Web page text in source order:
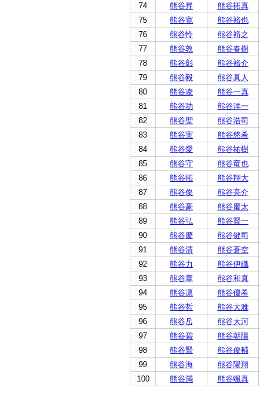
74
熊谷昇 熊谷拓真
75
熊谷寛 熊谷裕也
76
熊谷怜 熊谷裕之
77
熊谷敦 熊谷春樹
78
熊谷彰 熊谷裕介
79
熊谷毅 熊谷真人
80
熊谷凌 熊谷一真
81
熊谷功 熊谷洋一
82
熊谷聖 熊谷浩司
83
熊谷実 熊谷悠希
84
熊谷愛 熊谷祐樹
85
熊谷守 熊谷竜也
86
熊谷拓 熊谷翔大
87
熊谷俊 熊谷亮介
88
熊谷豪 熊谷慶太
89
熊谷弘 熊谷賢一
90
熊谷慶 熊谷健司
91
熊谷清 熊谷蒼空
92
熊谷力 熊谷伊織
93
熊谷章 熊谷和真
94
熊谷凛 熊谷優希
95
熊谷哲 熊谷大雅
96
熊谷岳 熊谷大河
97
熊谷碧 熊谷朝陽
98
熊谷賢 熊谷俊輔
99
熊谷海 熊谷陽翔
100
熊谷満 熊谷颯真